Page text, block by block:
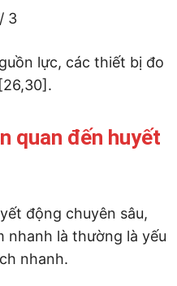
3
lực, các thiết bị đo
quan đến huyết
động chuyên sâu,
nhanh là thường là yếu
nhanh.